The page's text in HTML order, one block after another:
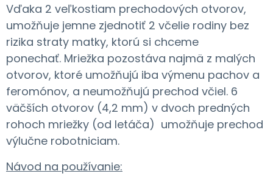
Vďaka 2 veľkostiam prechodových otvorov,
umožňuje jemne zjednotiť 2 včelie rodiny bez
rizika straty matky, ktorú si chceme
ponechať. Mriežka pozostáva najmä z malých
otvorov, ktoré umožňujú iba výmenu pachov a
feromónov, a neumožňujú prechod včiel. 6
väčších otvorov (4,2 mm) v dvoch predných
rohoch mriežky (od letáča) umožňuje prechod
výlučne robotniciam.
Návod na používanie: